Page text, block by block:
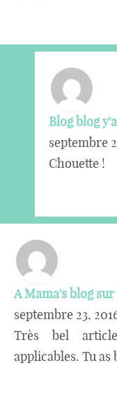
Blog blog
septembre
Chouette !
A Mama's blog
septembre 23,
Très bel
applicables. Tu as